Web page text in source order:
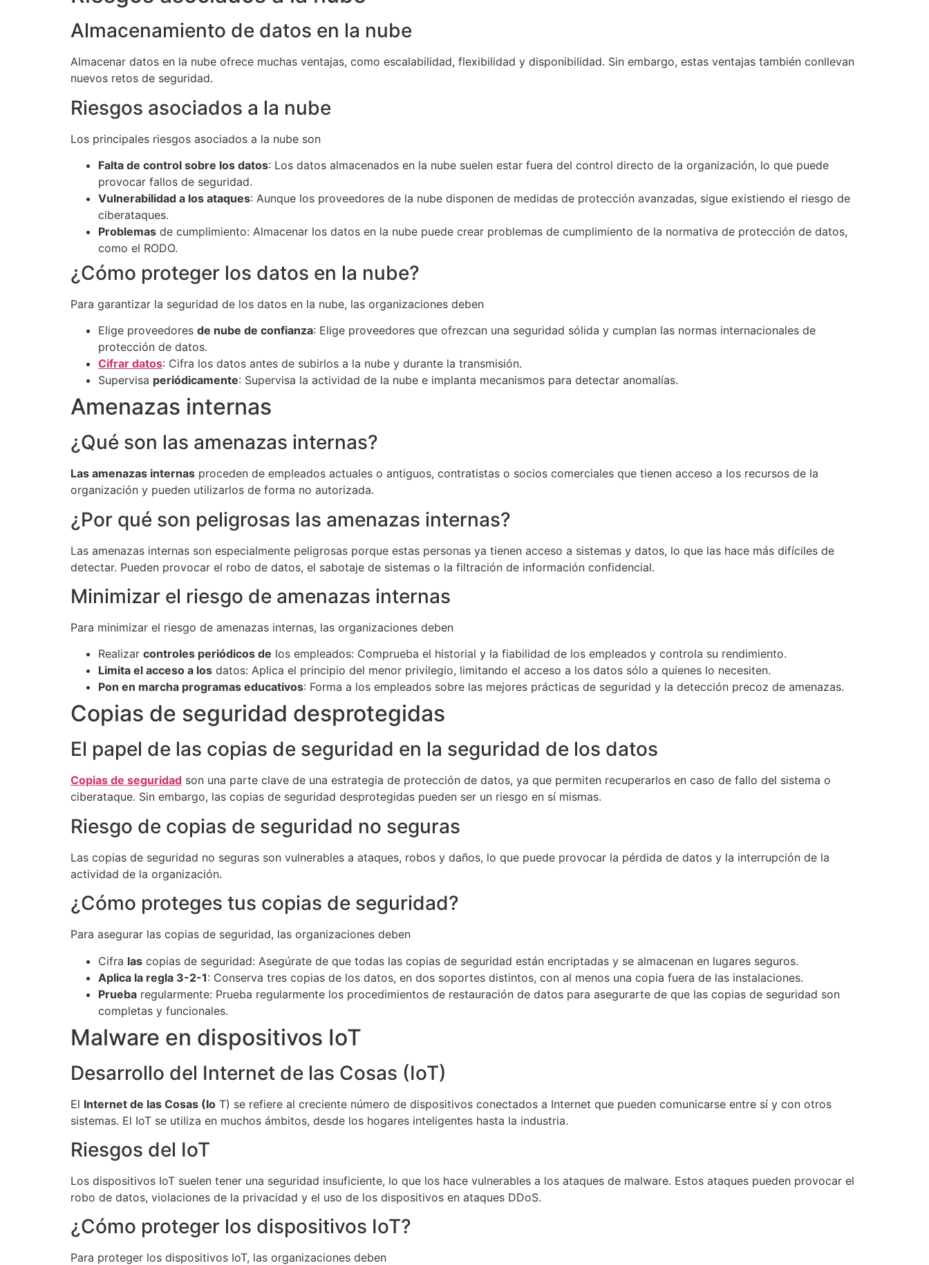
Almacenamiento de datos en la nube
Almacenar datos en la nube ofrece muchas ventajas, como escalabilidad, flexibilidad y disponibilidad. Sin embargo, estas ventajas también conllevan
nuevos retos de seguridad.
Riesgos asociados a la nube
Los principales riesgos asociados a la nube son
Falta de control sobre los datos: Los datos almacenados en la nube suelen estar fuera del control directo de la organización, lo que puede
provocar fallos de seguridad.
Vulnerabilidad a los ataques: Aunque los proveedores de la nube disponen de medidas de protección avanzadas, sigue existiendo el riesgo de
ciberataques.
Problemas de cumplimiento: Almacenar los datos en la nube puede crear problemas de cumplimiento de la normativa de protección de datos,
como el RODO.
¿Cómo proteger los datos en la nube?
Para garantizar la seguridad de los datos en la nube, las organizaciones deben
Elige proveedores de nube de confianza: Elige proveedores que ofrezcan una seguridad sólida y cumplan las normas internacionales de
protección de datos.
Cifrar datos: Cifra los datos antes de subirlos a la nube y durante la transmisión.
Supervisa periódicamente: Supervisa la actividad de la nube e implanta mecanismos para detectar anomalías.
Amenazas internas
¿Qué son las amenazas internas?
Las amenazas internas proceden de empleados actuales o antiguos, contratistas o socios comerciales que tienen acceso a los recursos de la
organización y pueden utilizarlos de forma no autorizada.
¿Por qué son peligrosas las amenazas internas?
Las amenazas internas son especialmente peligrosas porque estas personas ya tienen acceso a sistemas y datos, lo que las hace más difíciles de
detectar. Pueden provocar el robo de datos, el sabotaje de sistemas o la filtración de información confidencial.
Minimizar el riesgo de amenazas internas
Para minimizar el riesgo de amenazas internas, las organizaciones deben
Realizar controles periódicos de los empleados: Comprueba el historial y la fiabilidad de los empleados y controla su rendimiento.
Limita el acceso a los datos: Aplica el principio del menor privilegio, limitando el acceso a los datos sólo a quienes lo necesiten.
Pon en marcha programas educativos: Forma a los empleados sobre las mejores prácticas de seguridad y la detección precoz de amenazas.
Copias de seguridad desprotegidas
El papel de las copias de seguridad en la seguridad de los datos
Copias de seguridad son una parte clave de una estrategia de protección de datos, ya que permiten recuperarlos en caso de fallo del sistema o
ciberataque. Sin embargo, las copias de seguridad desprotegidas pueden ser un riesgo en sí mismas.
Riesgo de copias de seguridad no seguras
Las copias de seguridad no seguras son vulnerables a ataques, robos y daños, lo que puede provocar la pérdida de datos y la interrupción de la
actividad de la organización.
¿Cómo proteges tus copias de seguridad?
Para asegurar las copias de seguridad, las organizaciones deben
Cifra las copias de seguridad: Asegúrate de que todas las copias de seguridad están encriptadas y se almacenan en lugares seguros.
Aplica la regla 3-2-1: Conserva tres copias de los datos, en dos soportes distintos, con al menos una copia fuera de las instalaciones.
Prueba regularmente: Prueba regularmente los procedimientos de restauración de datos para asegurarte de que las copias de seguridad son
completas y funcionales.
Malware en dispositivos IoT
Desarrollo del Internet de las Cosas (IoT)
El Internet de las Cosas (Io T) se refiere al creciente número de dispositivos conectados a Internet que pueden comunicarse entre sí y con otros
sistemas. El IoT se utiliza en muchos ámbitos, desde los hogares inteligentes hasta la industria.
Riesgos del IoT
Los dispositivos IoT suelen tener una seguridad insuficiente, lo que los hace vulnerables a los ataques de malware. Estos ataques pueden provocar el
robo de datos, violaciones de la privacidad y el uso de los dispositivos en ataques DDoS.
¿Cómo proteger los dispositivos IoT?
Para proteger los dispositivos IoT, las organizaciones deben